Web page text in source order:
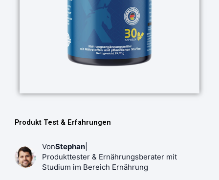
Produkt Test & Erfahrungen
VonStephan
Produkttester & Ernährungsberater mit
Studium im Bereich Ernährung